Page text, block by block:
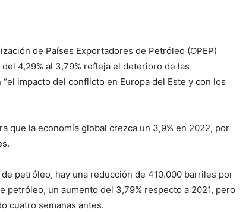
de Países Exportadores de Petróleo (OPEP)
4,29% al 3,79% refleja el deterioro de las
impacto del conflicto en Europa del Este y con los
que la economía global crezca un 3,9% en 2022, por
petróleo, hay una reducción de 410.000 barriles por
petróleo, un aumento del 3,79% respecto a 2021, pero
cuatro semanas antes.